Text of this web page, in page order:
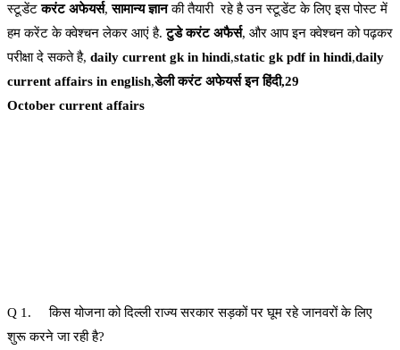
स्टूडेंटकरंट अफेयर्स,सामान्य ज्ञानकी तैयारी रहे है उन स्टूडेंट के लिए इस पोस्ट में
हम करेंट के क्वेश्चन लेकर आएं है.टुडे करंट अफैर्स, और आप इन क्वेश्चन को पढ़कर
परीक्षा दे सकते है, daily current gk in hindi,static gk pdf in hindi,daily
current affairs in english,डेली करंट अफेयर्स इन हिंदी,29
October current affairs
Q 1. किस योजना को दिल्ली राज्य सरकार सड़कों पर घूम रहे जानवरों के लिए
शुरू करने जा रही है?